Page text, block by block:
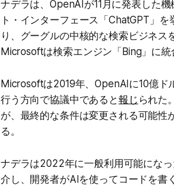
ナデラは、OpenAIが11月に発表した
ト・インターフェース「ChatGPT」
り、グーグルの中核的な検索ビジネス
Microsoftは検索エンジン「Bing」に統
Microsoftは2019年、OpenAIに10億ド
行う方向で協議中であると報じ られた
が、最終的な条件は変更される可能性
る。
ナデラは2022年に一般利用可能にな
介し、開発者がAIを使ってコードを書